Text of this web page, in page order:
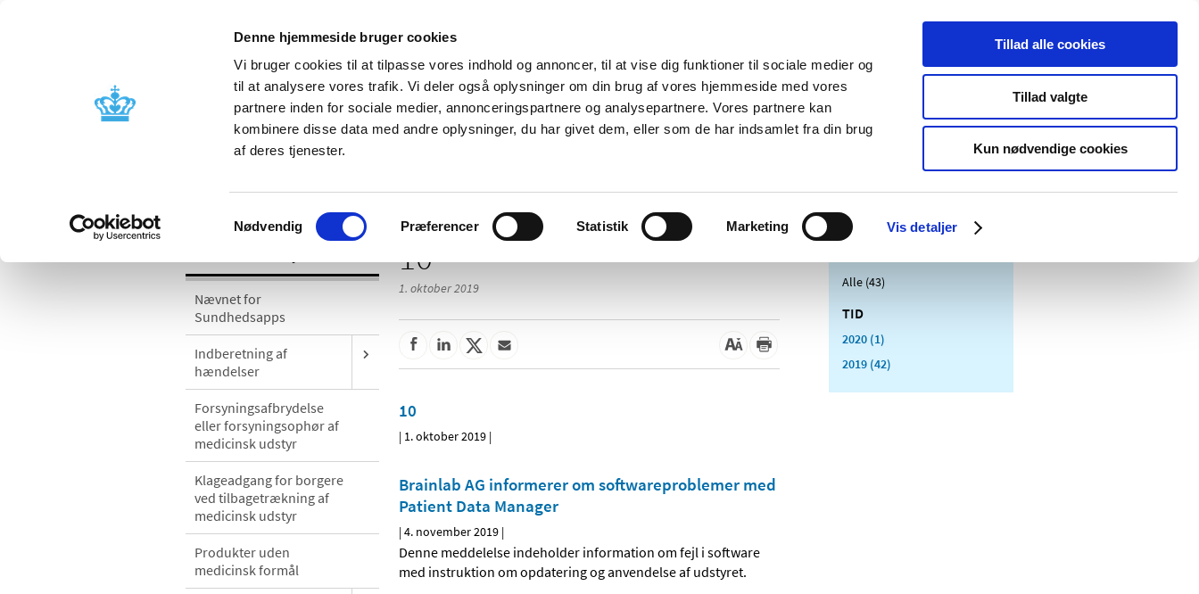
Denne hjemmeside bruger cookies
Vi bruger cookies til at tilpasse vores indhold og annoncer, til at vise dig funktioner til sociale medier og
til at analysere vores trafik. Vi deler også oplysninger om din brug af vores hjemmeside med vores
partnere inden for sociale medier, annonceringspartnere og analysepartnere. Vores partnere kan
kombinere disse data med andre oplysninger, du har givet dem, eller som de har indsamlet fra din brug
af deres tjenester.
Samtykkevalg
Nødvendig Præferencer Statistik Marketing Vis detaljer
Tillad alle cookies
Tillad valgte
Kun nødvendige cookies
Nyheder Om os Kontakt Udgivelser
Godkendelse og
Bivirkninger og
produktinformation
Tilskud og
Apoteker og salg af
Medicinsk
Særlige
produktområder
Nævnet for
Sundhedsapps
Indberetning af
hændelser
Forsyningsafbrydelse
eller forsyningsophør af
medicinsk udstyr
Klageadgang for borgere
ved tilbagetrækning af
medicinsk udstyr
Produkter uden
medicinsk formål
10
1. oktober 2019
10
| 1. oktober 2019 |
Brainlab AG informerer om softwareproblemer med
Patient Data Manager
|4. november 2019 |
Denne meddelelse indeholder information om fejl i software
med instruktion om opdatering og anvendelse af udstyret.
Alle (43)
TID
2020 (1)
2019 (42)